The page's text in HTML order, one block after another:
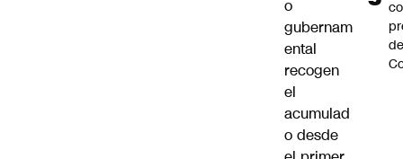
o
gubernam
ental
recogen
el
acumulad
o desde
de